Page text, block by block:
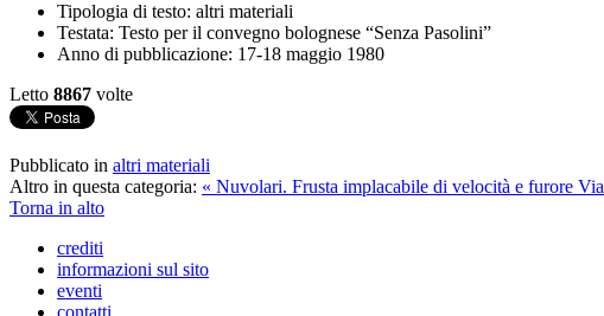
Tipologia di testo: altri materiali
Testata: Testo per il convegno bolognese “Senza Pasolini”
Anno di pubblicazione: 17-18 maggio 1980
Letto 8867 volte
Pubblicato in altri materiali
Altro in questa categoria: « Nuvolari. Frusta implacabile di velocità e furore
Torna in alto
crediti
informazioni sul sito
eventi